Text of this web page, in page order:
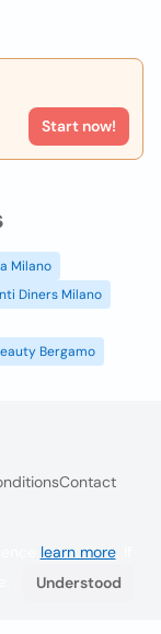
Start now!
Milano
Diners Milano
Bergamo
Contact
learn more. If
Understood